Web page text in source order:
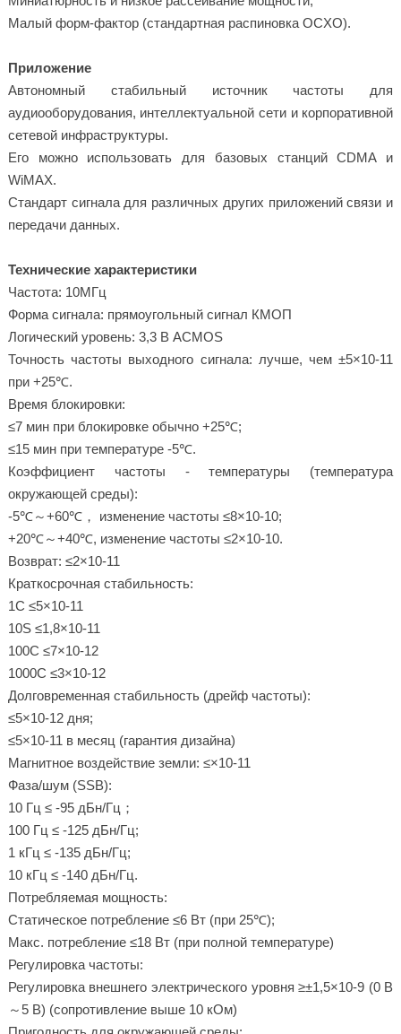
Малый форм-фактор (стандартная распиновка OCXO).
Приложение
Автономный стабильный источник частоты для
аудиооборудования, интеллектуальной сети и корпоративной
сетевой инфраструктуры.
Его можно использовать для базовых станций CDMA и
WiMAX.
Стандарт сигнала для различных других приложений связи и
передачи данных.
Технические характеристики
Частота: 10МГц
Форма сигнала: прямоугольный сигнал КМОП
Логический уровень: 3,3 В ACMOS
Точность частоты выходного сигнала: лучше, чем ±5×10-11
при +25℃.
Время блокировки:
≤7 мин при блокировке обычно +25℃;
≤15 мин при температуре -5℃.
Коэффициент частоты - температуры (температура
окружающей среды):
-5℃～+60℃， изменение частоты ≤8×10-10;
+20℃～+40℃, изменение частоты ≤2×10-10.
Возврат: ≤2×10-11
Краткосрочная стабильность:
1С ≤5×10-11
10S ≤1,8×10-11
100С ≤7×10-12
1000С ≤3×10-12
Долговременная стабильность (дрейф частоты):
≤5×10-12 дня;
≤5×10-11 в месяц (гарантия дизайна)
Магнитное воздействие земли: ≤×10-11
Фаза/шум (SSB):
10 Гц ≤ -95 дБн/Гц；
100 Гц ≤ -125 дБн/Гц;
1 кГц ≤ -135 дБн/Гц;
10 кГц ≤ -140 дБн/Гц.
Потребляемая мощность:
Статическое потребление ≤6 Вт (при 25℃);
Макс. потребление ≤18 Вт (при полной температуре)
Регулировка частоты:
Регулировка внешнего электрического уровня ≥±1,5×10-9 (0 В
～5 В) (сопротивление выше 10 кОм)